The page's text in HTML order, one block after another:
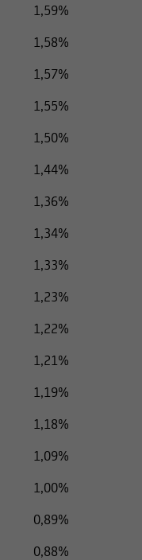
1,59%
1,58%
1,57%
1,55%
1,50%
1,44%
1,36%
1,34%
1,33%
1,23%
1,22%
1,21%
1,19%
1,18%
1,09%
1,00%
0,89%
0,88%